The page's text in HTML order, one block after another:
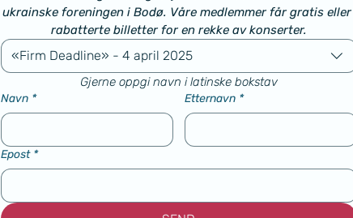
ukrainske foreningen i Bodø. Våre medlemmer får gratis eller
rabatterte billetter for en rekke av konserter.
«Firm Deadline» - 4 april 2025
Gjerne oppgi navn i latinske bokstav
Navn * Etternavn *
Epost *